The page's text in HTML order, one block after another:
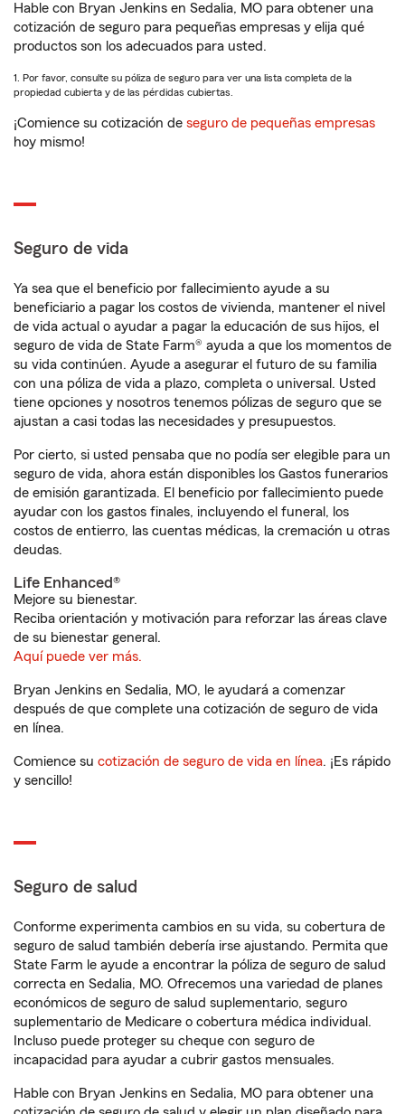
Hable con Bryan Jenkins en Sedalia, MO para obtener una
cotización de seguro para pequeñas empresas y elija qué
productos son los adecuados para usted.
1. Por favor, consulte su póliza de seguro para ver una lista completa de la
propiedad cubierta y de las pérdidas cubiertas.
¡Comience su cotización de seguro de pequeñas empresas
hoy mismo!
Seguro de vida
Ya sea que el beneficio por fallecimiento ayude a su
beneficiario a pagar los costos de vivienda, mantener el nivel
de vida actual o ayudar a pagar la educación de sus hijos, el
seguro de vida de State Farm® ayuda a que los momentos de
su vida continúen. Ayude a asegurar el futuro de su familia
con una póliza de vida a plazo, completa o universal. Usted
tiene opciones y nosotros tenemos pólizas de seguro que se
ajustan a casi todas las necesidades y presupuestos.
Por cierto, si usted pensaba que no podía ser elegible para un
seguro de vida, ahora están disponibles los Gastos funerarios
de emisión garantizada. El beneficio por fallecimiento puede
ayudar con los gastos finales, incluyendo el funeral, los
costos de entierro, las cuentas médicas, la cremación u otras
deudas.
Life Enhanced®
Mejore su bienestar.
Reciba orientación y motivación para reforzar las áreas clave
de su bienestar general.
Aquí puede ver más.
Bryan Jenkins en Sedalia, MO, le ayudará a comenzar
después de que complete una cotización de seguro de vida
en línea.
Comience su cotización de seguro de vida en línea. ¡Es rápido
y sencillo!
Seguro de salud
Conforme experimenta cambios en su vida, su cobertura de
seguro de salud también debería irse ajustando. Permita que
State Farm le ayude a encontrar la póliza de seguro de salud
correcta en Sedalia, MO. Ofrecemos una variedad de planes
económicos de seguro de salud suplementario, seguro
suplementario de Medicare o cobertura médica individual.
Incluso puede proteger su cheque con seguro de
incapacidad para ayudar a cubrir gastos mensuales.
Hable con Bryan Jenkins en Sedalia, MO para obtener una